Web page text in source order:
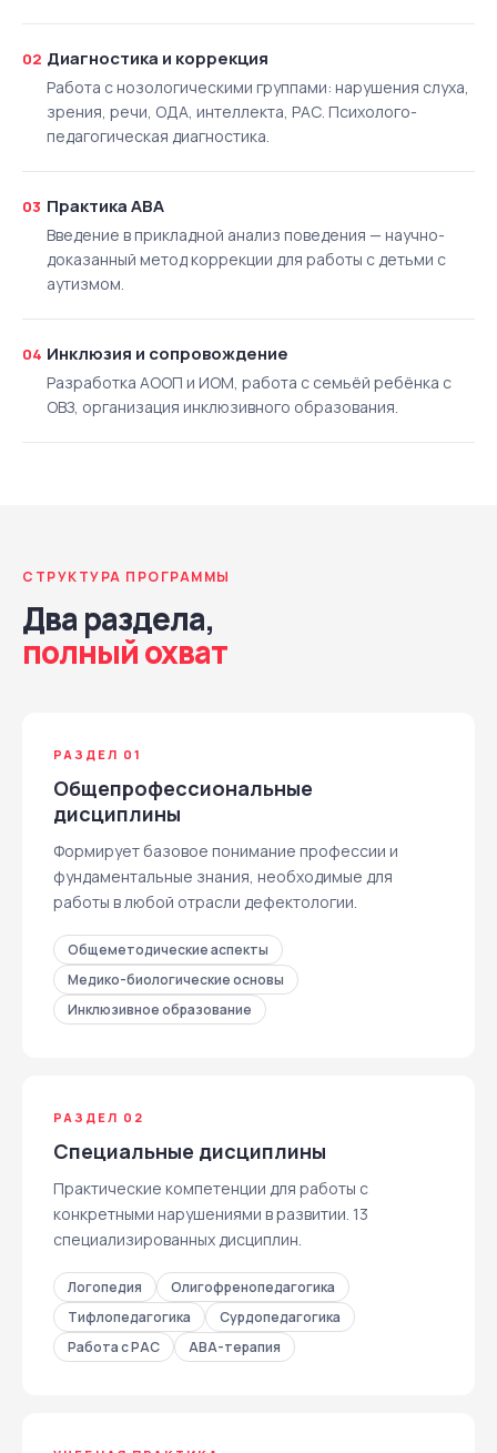
02 Диагностика и коррекция
Работа с нозологическими группами: нарушения слуха,
зрения, речи, ОДА, интеллекта, РАС. Психолого-
педагогическая диагностика.
03 Практика АВА
Введение в прикладной анализ поведения — научно-
доказанный метод коррекции для работы с детьми с
аутизмом.
04 Инклюзия и сопровождение
Разработка АООП и ИОМ, работа с семьёй ребёнка с
ОВЗ, организация инклюзивного образования.
СТРУКТУРА ПРОГРАММЫ
Два раздела,
полный охват
РАЗДЕЛ 01
Общепрофессиональные
дисциплины
Формирует базовое понимание профессии и
фундаментальные знания, необходимые для
работы в любой отрасли дефектологии.
Общеметодические аспекты
Медико-биологические основы
Инклюзивное образование
РАЗДЕЛ 02
Специальные дисциплины
Практические компетенции для работы с
конкретными нарушениями в развитии. 13
специализированных дисциплин.
Логопедия
Олигофренопедагогика
Тифлопедагогика
Сурдопедагогика
Работа с РАС
АВА-терапия